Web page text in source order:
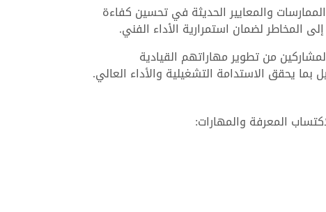
والمعايير الحديثة في تحسين كفاءة
لضمان استمرارية الأداء الفني.
من تطوير مهاراتهم القيادية
يحقق الاستدامة التشغيلية والأداء العالي.
المعرفة والمهارات: